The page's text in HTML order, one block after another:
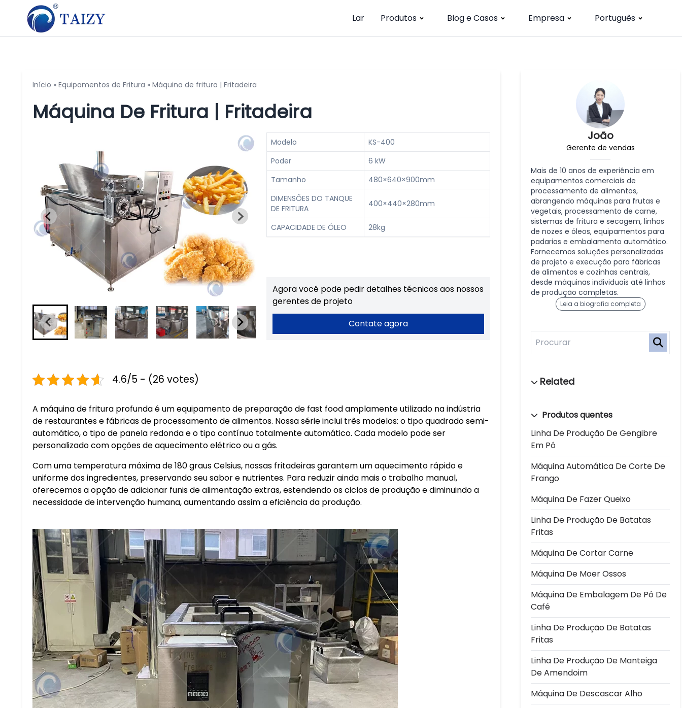
Lar Produtos Blog e Casos Empresa Português
Início » Equipamentos de Fritura » Máquina de fritura | Fritadeira
Máquina De Fritura | Fritadeira
Modelo
KS-400
Poder
6 kW
Tamanho
480×640×900mm
DIMENSÕES DO TANQUE
DE FRITURA
400×440×280mm
CAPACIDADE DE ÓLEO 28kg
Agora você pode pedir detalhes técnicos aos nossos
gerentes de projeto
Contate agora
4.6/5 - (26 votes)
A máquina de fritura profunda é um equipamento de preparação de fast food amplamente utilizado na indústria
de restaurantes e fábricas de processamento de alimentos. Nossa série inclui três modelos: o tipo quadrado semi-
automático, o tipo de panela redonda e o tipo contínuo totalmente automático. Cada modelo pode ser
personalizado com opções de aquecimento elétrico ou a gás.
Com uma temperatura máxima de 180 graus Celsius, nossas fritadeiras garantem um aquecimento rápido e
uniforme dos ingredientes, preservando seu sabor e nutrientes. Para reduzir ainda mais o trabalho manual,
oferecemos a opção de adicionar funis de alimentação extras, estendendo os ciclos de produção e diminuindo a
necessidade de intervenção humana, aumentando assim a eficiência da produção.
João
Gerente de vendas
Mais de 10 anos de experiência em
equipamentos comerciais de
processamento de alimentos,
abrangendo máquinas para frutas e
vegetais, processamento de carne,
sistemas de fritura e secagem, linhas
de nozes e óleos, equipamentos para
padarias e embalamento automático.
Fornecemos soluções personalizadas
de projeto e execução para fábricas
de alimentos e cozinhas centrais,
desde máquinas individuais até linhas
de produção completas.
Leia a biografia completa
Produtos quentes
Linha De Produção De Gengibre
Em Pó
Máquina Automática De Corte De
Frango
Máquina De Fazer Queixo
Linha De Produção De Batatas
Fritas
Máquina De Cortar Carne
Máquina De Moer Ossos
Máquina De Embalagem De Pó De
Café
Linha De Produção De Batatas
Fritas
Linha De Produção De Manteiga
De Amendoim
Máquina De Descascar Alho